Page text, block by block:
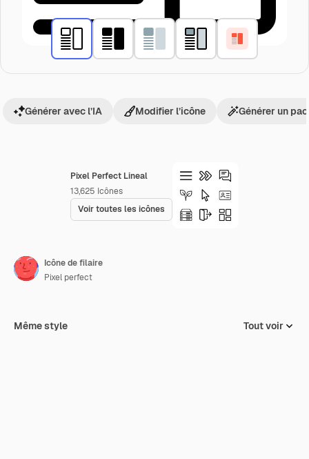
Pixel Perfect Lineal
13,625 Icônes
Voir toutes les icônes
Générer avec l’IA Modifier l’icône Générer un
Icône de filaire
Pixel perfect
Même style Tout voir